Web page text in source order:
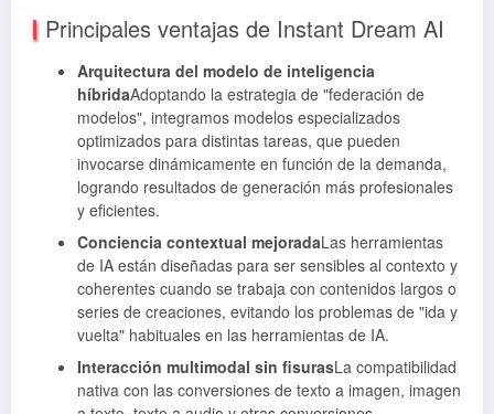
Principales ventajas de Instant Dream AI
Arquitectura del modelo de inteligencia
híbridaAdoptando la estrategia de "federación de
modelos", integramos modelos especializados
optimizados para distintas tareas, que pueden
invocarse dinámicamente en función de la demanda,
logrando resultados de generación más profesionales
y eficientes.
Conciencia contextual mejoradaLas herramientas
de IA están diseñadas para ser sensibles al contexto y
coherentes cuando se trabaja con contenidos largos o
series de creaciones, evitando los problemas de "ida y
vuelta" habituales en las herramientas de IA.
Interacción multimodal sin fisurasLa compatibilidad
nativa con las conversiones de texto a imagen, imagen